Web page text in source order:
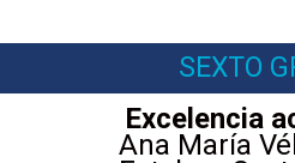
SEXTO
Excelencia
Ana María